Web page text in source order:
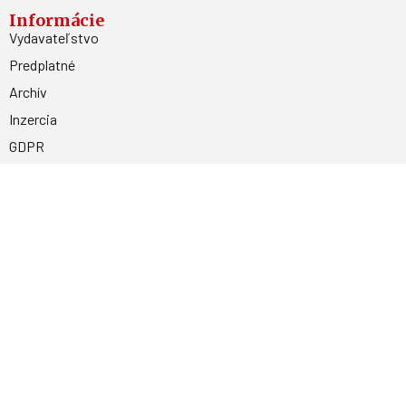
Informácie
Vydavateľstvo
Predplatné
Archív
Inzercia
GDPR